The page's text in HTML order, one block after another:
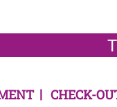
CHECK-